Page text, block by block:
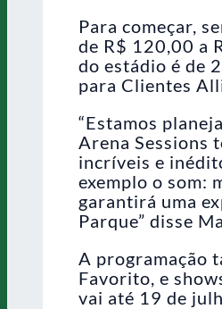
Para começar,
de R$ 120,00 a
do estádio é de
para Clientes
“Estamos
Arena Sessions
incríveis e
exemplo o som:
garantirá uma
Parque” disse
A programação
Favorito, e
vai até 19 de